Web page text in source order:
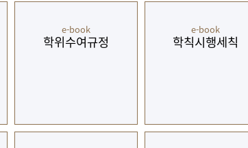
e-book
학위수여규정
e-book
학칙시행세칙